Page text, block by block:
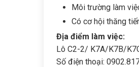
Môi trường làm
Có cơ hội thăng
Địa điểm làm việc:
Lô C2-2/ K7A/K7B/
Số điện thoại: